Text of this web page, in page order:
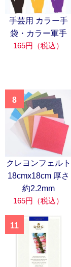
手芸用 カラー手
袋・カラー軍手
165円（税込）
8
クレヨンフェルト
18cmx18cm 厚さ
約2.2mm
165円（税込）
11